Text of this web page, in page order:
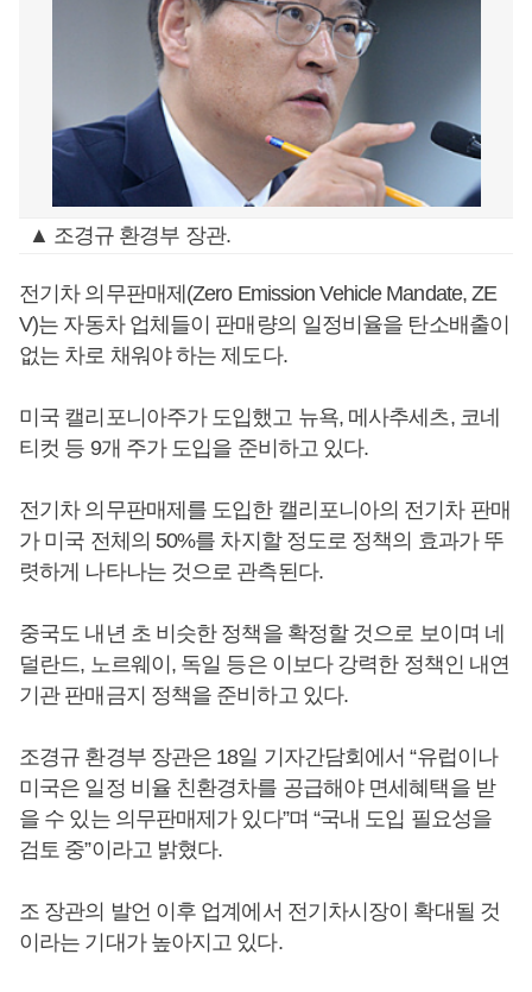
▲ 조경규 환경부 장관.
전기차 의무판매제(Zero Emission Vehicle Mandate, ZE
V)는 자동차 업체들이 판매량의 일정비율을 탄소배출이
없는 차로 채워야 하는 제도다.
미국 캘리포니아주가 도입했고 뉴욕, 메사추세츠, 코네
티컷 등 9개 주가 도입을 준비하고 있다.
전기차 의무판매제를 도입한 캘리포니아의 전기차 판매
가 미국 전체의 50%를 차지할 정도로 정책의 효과가 뚜
렷하게 나타나는 것으로 관측된다.
중국도 내년 초 비슷한 정책을 확정할 것으로 보이며 네
덜란드, 노르웨이, 독일 등은 이보다 강력한 정책인 내연
기관 판매금지 정책을 준비하고 있다.
조경규 환경부 장관은 18일 기자간담회에서 “유럽이나
미국은 일정 비율 친환경차를 공급해야 면세혜택을 받
을 수 있는 의무판매제가 있다”며 “국내 도입 필요성을
검토 중”이라고 밝혔다.
조 장관의 발언 이후 업계에서 전기차시장이 확대될 것
이라는 기대가 높아지고 있다.